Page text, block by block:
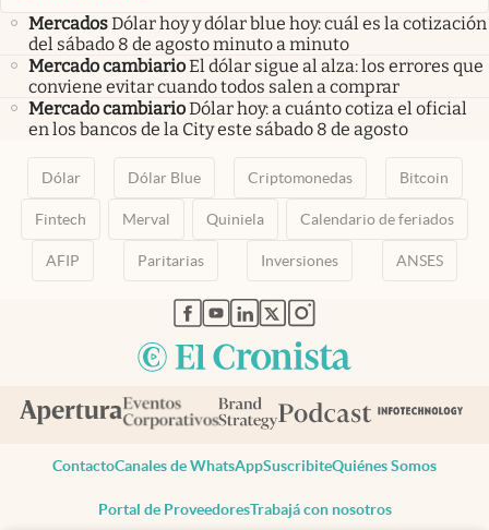
MercadosDólar hoy y dólar blue hoy: cuál es la cotización
del sábado 8 de agosto minuto a minuto
Mercado cambiarioEl dólar sigue al alza: los errores que
conviene evitar cuando todos salen a comprar
Mercado cambiarioDólar hoy: a cuánto cotiza el oficial
en los bancos de la City este sábado 8 de agosto
Dólar Dólar Blue Criptomonedas Bitcoin
Fintech Merval Quiniela Calendario de feriados
AFIP Paritarias Inversiones ANSES
abre en nueva pestaña
abre en nueva pestaña
abre en nueva pestaña
abre en nueva pestaña
abre en nueva pestaña
ContactoCanales de WhatsAppSuscribiteQuiénes Somos
Portal de ProveedoresTrabajá con nosotros